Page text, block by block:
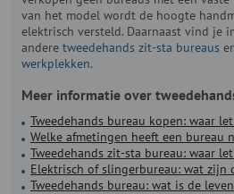
van het model wordt de hoogte
elektrisch versteld. Daarnaast vind je
andere tweedehands zit-sta bureaus
werkplekken.
Meer informatie over
Tweedehands bureau kopen: waar
Welke afmetingen heeft een bureau
Tweedehands zit-sta bureau: waar
Elektrisch of slingerbureau: wat zijn
Tweedehands bureau: wat is de